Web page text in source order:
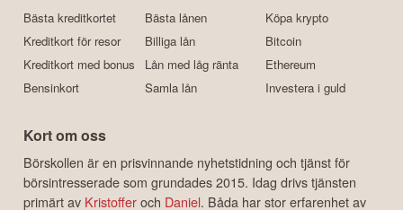
Bästa kreditkortet
Kreditkort för resor
Kreditkort med bonus
Bensinkort
Bästa lånen
Billiga lån
Lån med låg ränta
Samla lån
Köpa krypto
Bitcoin
Ethereum
Investera i guld
Kort om oss
Börskollen är en prisvinnande nyhetstidning och tjänst för
börsintresserade som grundades 2015. Idag drivs tjänsten
primärt av Kristofferoch Daniel. Båda har stor erfarenhet av